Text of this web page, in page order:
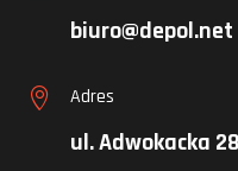
biuro@depol.net
 Adres
ul. Adwokacka